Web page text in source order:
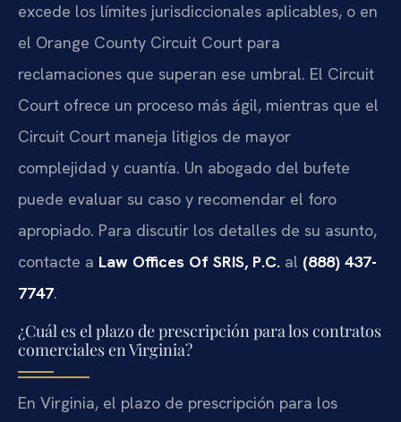
excede los límites jurisdiccionales aplicables, o en
el Orange County Circuit Court para
reclamaciones que superan ese umbral. El Circuit
Court ofrece un proceso más ágil, mientras que el
Circuit Court maneja litigios de mayor
complejidad y cuantía. Un abogado del bufete
puede evaluar su caso y recomendar el foro
apropiado. Para discutir los detalles de su asunto,
contacte a Law Offices Of SRIS, P.C. al (888) 437-
7747.
¿Cuál es el plazo de prescripción para los contratos
comerciales en Virginia?
En Virginia, el plazo de prescripción para los